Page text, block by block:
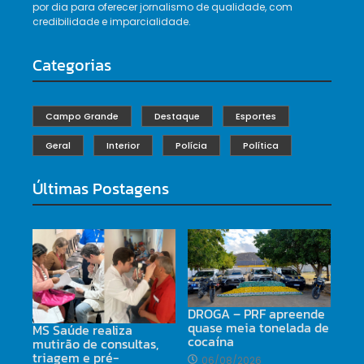
por dia para oferecer jornalismo de qualidade, com
credibilidade e imparcialidade.
Categorias
Campo Grande Destaque Esportes
Geral Interior Polícia Política
Últimas Postagens
MS Saúde realiza
mutirão de consultas,
triagem e pré-
DROGA – PRF apreende
quase meia tonelada de
cocaína
06/08/2026